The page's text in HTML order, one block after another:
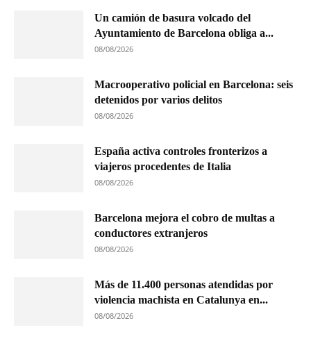
Un camión de basura volcado del
Ayuntamiento de Barcelona obliga a...
08/08/2026
Macrooperativo policial en Barcelona: seis
detenidos por varios delitos
08/08/2026
España activa controles fronterizos a
viajeros procedentes de Italia
08/08/2026
Barcelona mejora el cobro de multas a
conductores extranjeros
08/08/2026
Más de 11.400 personas atendidas por
violencia machista en Catalunya en...
08/08/2026